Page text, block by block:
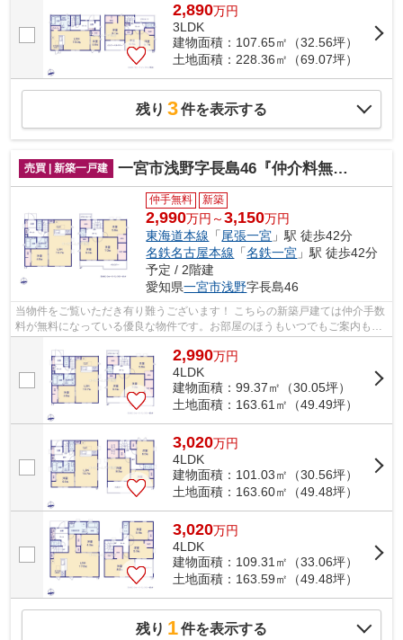
2,890万円
3LDK
建物面積：107.65㎡（32.56坪）
土地面積：228.36㎡（69.07坪）
残り 3件を表示する
売買 | 新築一戸建 一宮市浅野字長島46『仲介料無料』新築戸建て
仲手無料 新築
2,990万円～3,150万円
東海道本線 「尾張一宮 」駅 徒歩42分
名鉄名古屋本線 「名鉄一宮 」駅 徒歩42分
予定 / 2階建
愛知県一宮市浅野字長島46
当物件をご覧いただき有り難うございます！ こちらの新築戸建ては仲介手数
料が無料になっている優良な物件です。お部屋のほうもいつでもご案内もさ
せて頂きますのでお気軽にお問合せ下...
2,990万円
4LDK
建物面積：99.37㎡（30.05坪）
土地面積：163.61㎡（49.49坪）
3,020万円
4LDK
建物面積：101.03㎡（30.56坪）
土地面積：163.60㎡（49.48坪）
3,020万円
4LDK
建物面積：109.31㎡（33.06坪）
土地面積：163.59㎡（49.48坪）
残り 1件を表示する